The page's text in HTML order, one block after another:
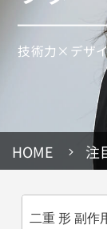
技術力×デザ
HOME 注